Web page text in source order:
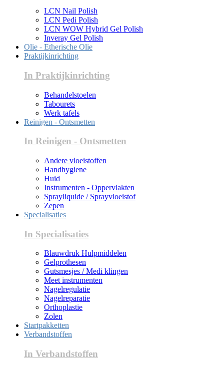
LCN Nail Polish
LCN Pedi Polish
LCN WOW Hybrid Gel Polish
Inveray Gel Polish
Olie - Etherische Olie
Praktijkinrichting
In Praktijkinrichting
Behandelstoelen
Tabourets
Werk tafels
Reinigen - Ontsmetten
In Reinigen - Ontsmetten
Andere vloeistoffen
Handhygiene
Huid
Instrumenten - Oppervlakten
Sprayliquide / Sprayvloeistof
Zepen
Specialisaties
In Specialisaties
Blauwdruk Hulpmiddelen
Gelprothesen
Gutsmesjes / Medi klingen
Meet instrumenten
Nagelregulatie
Nagelreparatie
Orthoplastie
Zolen
Startpakketten
Verbandstoffen
In Verbandstoffen